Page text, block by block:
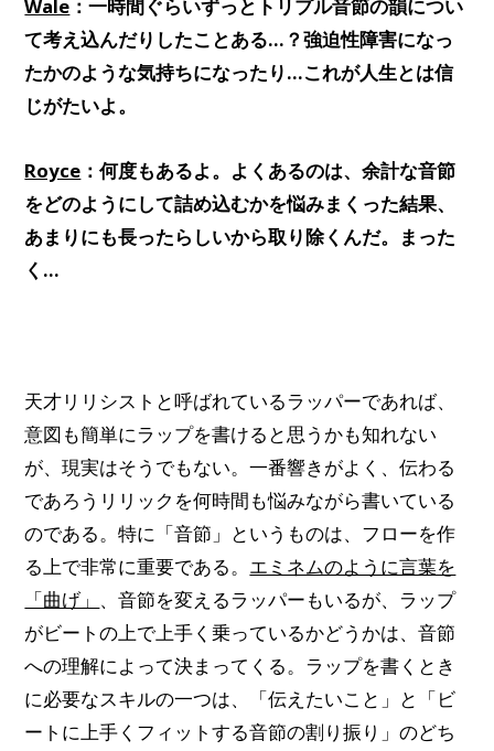
Wale ：一時間ぐらいずっとトリプル音節の韻につい
て考え込んだりしたことある…？強迫性障害になっ
たかのような気持ちになったり…これが人生とは信
じがたいよ。
Royce ：何度もあるよ。よくあるのは、余計な音節
をどのようにして詰め込むかを悩みまくった結果、
あまりにも長ったらしいから取り除くんだ。まった
く…
天才リリシストと呼ばれているラッパーであれば、
意図も簡単にラップを書けると思うかも知れない
が、現実はそうでもない。一番響きがよく、伝わる
であろうリリックを何時間も悩みながら書いている
のである。特に「音節」というものは、フローを作
る上で非常に重要である。 エミネムのように言葉を
「曲げ」 、音節を変えるラッパーもいるが、ラップ
がビートの上で上手く乗っているかどうかは、音節
への理解によって決まってくる。ラップを書くとき
に必要なスキルの一つは、「伝えたいこと」と「ビ
ートに上手くフィットする音節の割り振り」のどち